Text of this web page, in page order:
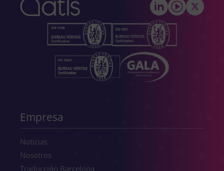
Empresa
Noticias
Nosotros
Traducción Barcelona